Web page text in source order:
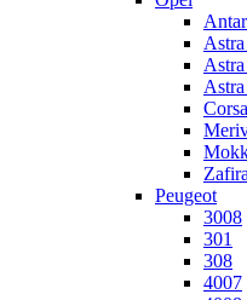
Astra
Corsa
Zafira
Peugeot
3008
301
308
4007